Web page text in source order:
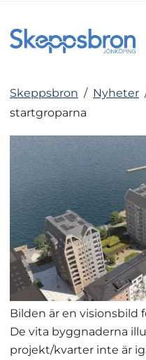
Skeppsbron / Nyheter
startgroparna
Bilden är en visionsbild
De vita byggnaderna
projekt/kvarter inte är